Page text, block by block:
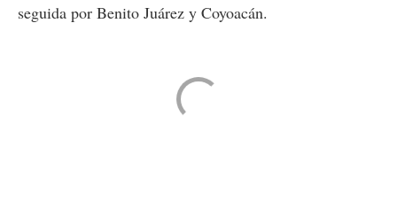
seguida por Benito Juárez y Coyoacán.